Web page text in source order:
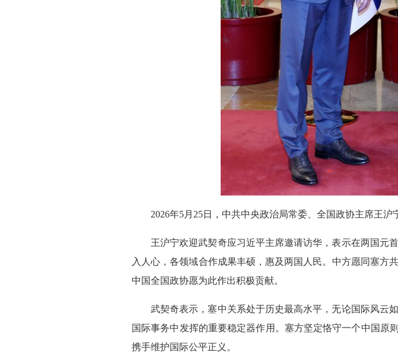
2026年5月25日，中共中央政治局常委、全国政协主席王沪
王沪宁欢迎武契奇应习近平主席邀请访华，表示在两国元
入人心，各领域合作成果丰硕，惠及两国人民。中方愿同塞方
中国全国政协愿为此作出积极贡献。
武契奇表示，塞中关系处于历史最高水平，无论国际风云
国际事务中发挥的重要稳定器作用。塞方坚定恪守一个中国原
携手维护国际公平正义。